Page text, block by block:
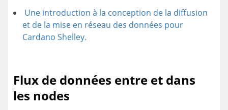
Une introduction à la conception de la diffusion
et de la mise en réseau des données pour
Cardano Shelley.
Flux de données entre et dans
les nodes